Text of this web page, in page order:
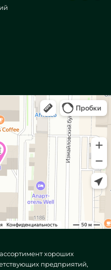
хороших
предприятий,